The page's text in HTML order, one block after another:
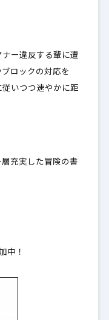
ー違反する輩に遭
ブロックの対応を
いつつ速やかに距
充実した冒険の書
中！